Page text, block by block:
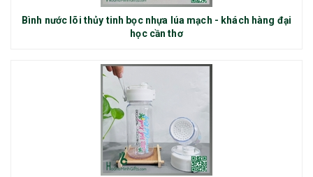
Bình nước lõi thủy tinh bọc nhựa lúa mạch - khách hàng đại
học cần thơ